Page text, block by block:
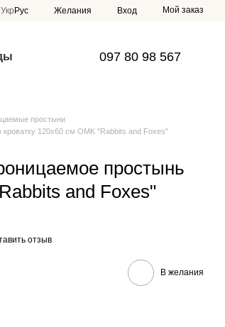
Укр Рус Желания Вход Мой заказ
097 80 98 567
простыни
120х60 см OMK "Rabbits and Foxes"
простынь
and Foxes"
отзыв
В желания